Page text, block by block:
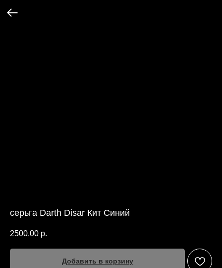
серьга Darth Disar Кит Синий
2500,00 р.
Добавить в корзину